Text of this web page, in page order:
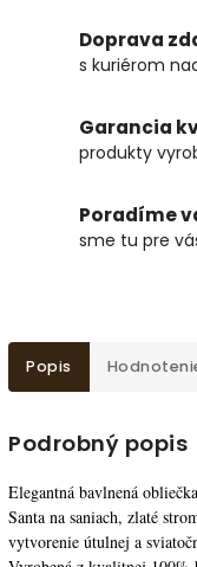
Doprava
s kuriérom
Garancia
produkty
Poradíme
sme tu pre
Popis
Podrobný popis
Elegantná bavlnená
Santa na saniach, zlaté
vytvorenie útulnej a